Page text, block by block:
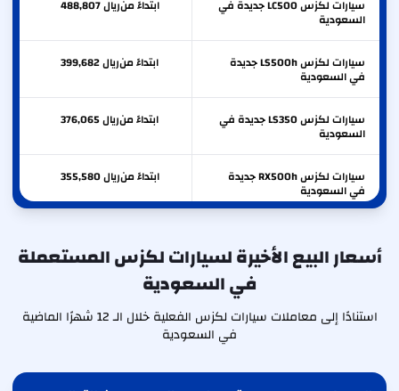
سيارات لكزس LC500 جديدة في
السعودية
ابتداءً من 488,807ريال
سيارات لكزس LS500h جديدة
في السعودية
ابتداءً من 399,682ريال
سيارات لكزس LS350 جديدة في
السعودية
ابتداءً من 376,065ريال
سيارات لكزس RX500h جديدة
في السعودية
ابتداءً من 355,580ريال
في السعودية
سيارات لكزس RX350 جديدة في ابتداءً من
أسعار البيع الأخيرة لسيارات لكزس المستعملة
في السعودية
استنادًا إلى معاملات سيارات لكزس الفعلية خلال الـ 12 شهرًا الماضية
في السعودية